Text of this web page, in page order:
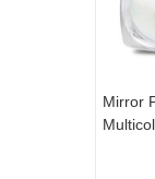
Mirror